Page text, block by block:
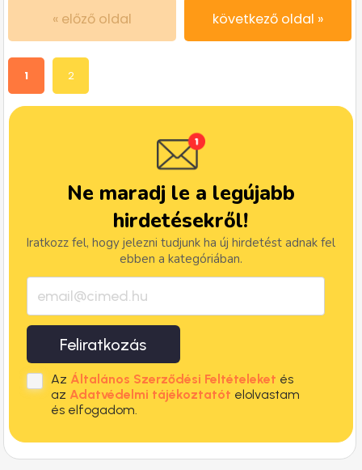
« előző oldal következő oldal »
1 2
Ne maradj le a legújabb
hirdetésekről!
Iratkozz fel, hogy jelezni tudjunk ha új hirdetést adnak fel
ebben a kategóriában.
Feliratkozás
Az Általános Szerződési Feltételeket és
az Adatvédelmi tájékoztatót elolvastam
és elfogadom.